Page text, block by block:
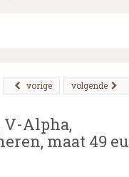
volgende
vorige
Alpha,
maat 49 eu